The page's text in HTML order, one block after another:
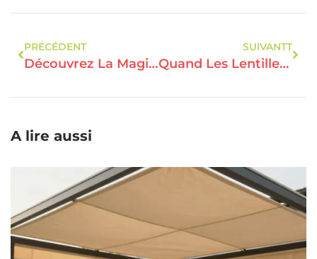
PRÉCÉDENT
Découvrez La Magie Des Lasagnes D’hiver : Réconfort Gourmand Et Saveurs Surprenantes
SUIVANTT
Quand Les Lentilles Vertes Se Réinventent En Dahl Gourmand
A lire aussi